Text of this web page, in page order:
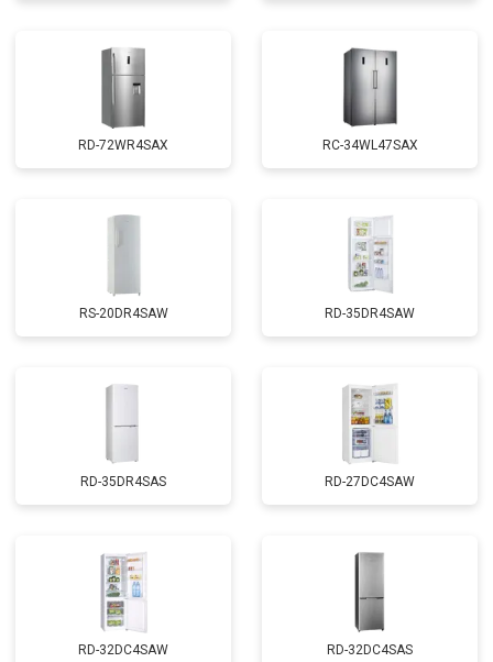
RD-72WR4SAX RС-34WL47SAX
RS-20DR4SAW RD-35DR4SAW
RD-35DR4SAS RD-27DC4SAW
RD-32DC4SAW RD-32DC4SAS